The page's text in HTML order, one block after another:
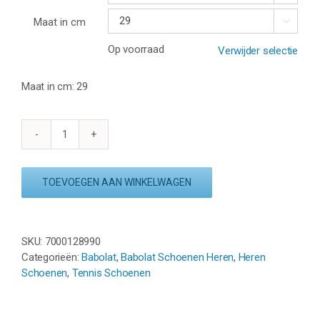
Maat in cm 
Op voorraad Verwijder selectie
Maat in cm: 29
BABOLAT
CLAY
aantal
TOEVOEGEN AAN WINKELWAGEN
SKU: 7000128990
Categorieën:Babolat,Babolat Schoenen Heren, Heren
Schoenen, Tennis Schoenen